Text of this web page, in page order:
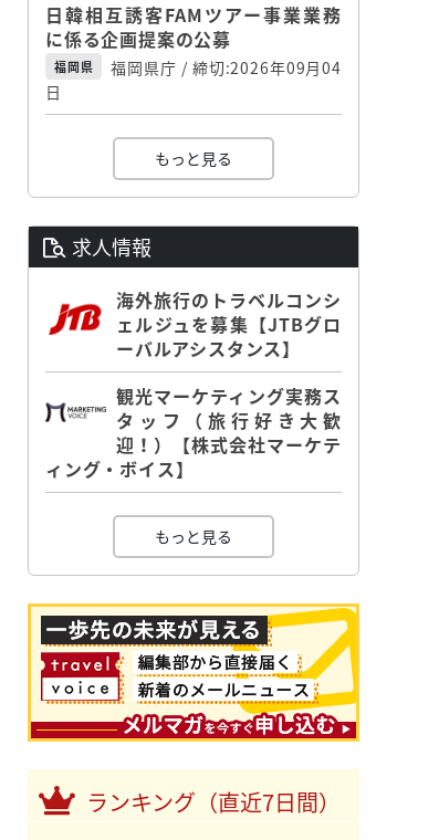
日韓相互誘客FAMツアー事業業務
に係る企画提案の公募
福岡県
福岡県庁 / 締切:2026年09月04
日
もっと見る
求人情報
海外旅行のトラベルコンシ
ェルジュを募集【JTBグロ
ーバルアシスタンス】
観光マーケティング実務ス
タッフ（旅行好き大歓
迎！）【株式会社マーケテ
ィング・ボイス】
もっと見る
ランキング（直近7日間）